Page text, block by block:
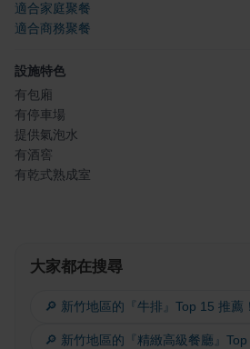
適合家庭聚餐
適合商務聚餐
設施特色
有包廂
有停車場
提供氣泡水
有酒窖
有乾式熟成室
大家都在搜尋
🔎 新竹地區的『牛排』Top 15 推薦！
🔎 新竹地區的『精緻高級餐廳』Top